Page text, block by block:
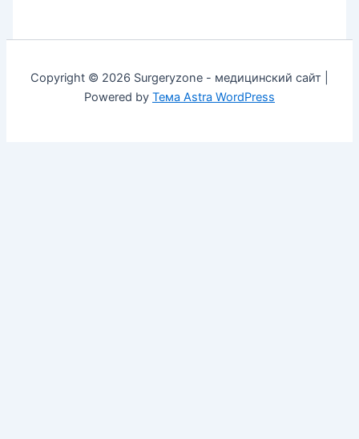
Copyright © 2026 Surgeryzone - медицинский сайт |
Powered by Тема Astra WordPress